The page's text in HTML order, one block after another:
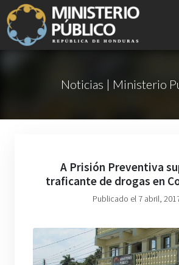
Noticias | Ministerio
A Prisión Preventiva
traficante de drogas en
Publicado el 7 abril,